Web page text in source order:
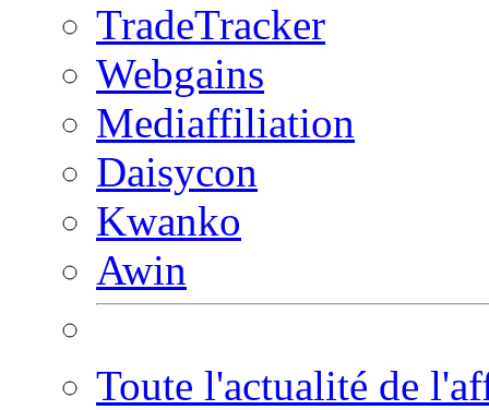
TradeTracker
Webgains
Mediaffiliation
Daisycon
Kwanko
Awin
Toute l'actualité de